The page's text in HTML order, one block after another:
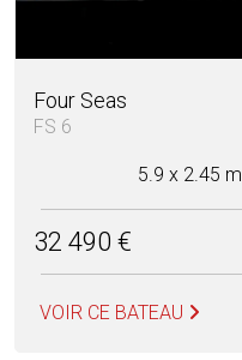
Four Seas
FS 6
5.9 x 2.45 m
32 490 €
VOIR CE BATEAU